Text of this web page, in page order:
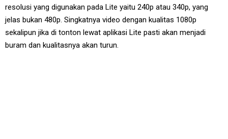
resolusi yang digunakan pada Lite yaitu 240p atau 340p, yang
jelas bukan 480p. Singkatnya video dengan kualitas 1080p
sekalipun jika di tonton lewat aplikasi Lite pasti akan menjadi
buram dan kualitasnya akan turun.